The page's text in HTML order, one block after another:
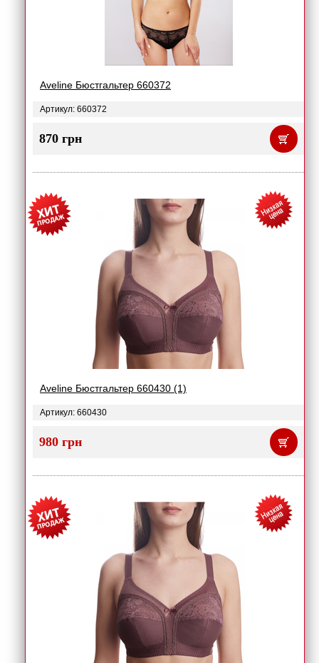
Aveline Бюстгальтер 660372
Артикул: 660372
870 грн
Aveline Бюстгальтер 660430 (1)
Артикул: 660430
980 грн